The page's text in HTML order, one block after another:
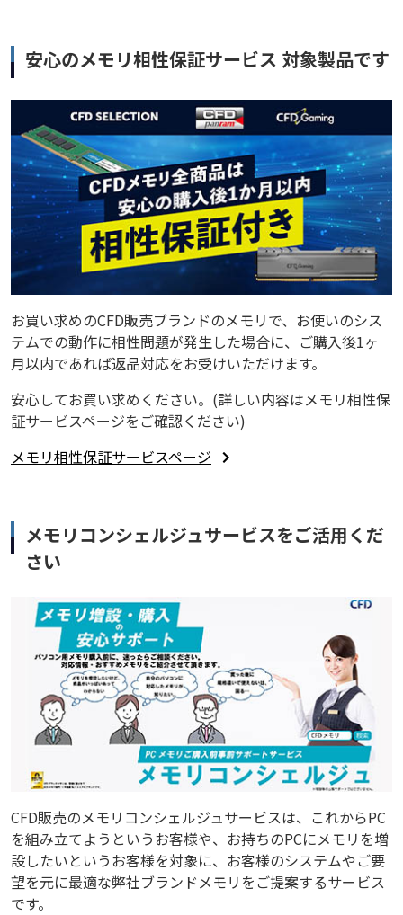
安心のメモリ相性保証サービス 対象製品です
お買い求めのCFD販売ブランドのメモリで、お使いのシス
テムでの動作に相性問題が発生した場合に、ご購入後1ヶ
月以内であれば返品対応をお受けいただけます。
安心してお買い求めください。(詳しい内容はメモリ相性保
証サービスページをご確認ください)
メモリ相性保証サービスページ
メモリコンシェルジュサービスをご活用くだ
さい
CFD販売のメモリコンシェルジュサービスは、これからPC
を組み立てようというお客様や、お持ちのPCにメモリを増
設したいというお客様を対象に、お客様のシステムやご要
望を元に最適な弊社ブランドメモリをご提案するサービス
です。